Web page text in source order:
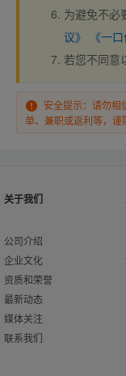
为避免不必
议》
《一
若您不同意
安全提示：请勿相
单、兼职或返利等，谨
关于我们
公司介绍
企业文化
资质和荣誉
最新动态
媒体关注
联系我们